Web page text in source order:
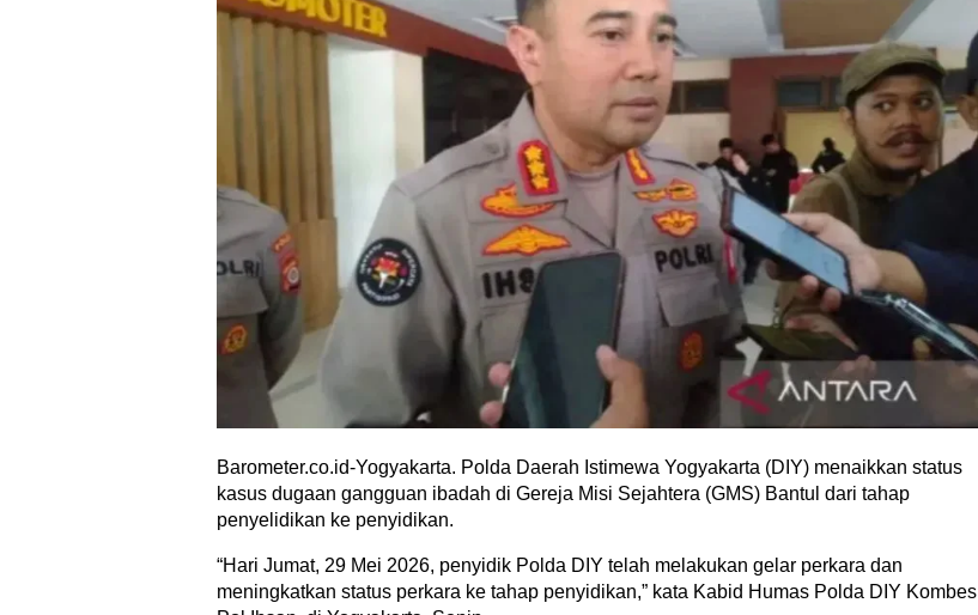
Barometer.co.id-Yogyakarta. Polda Daerah Istimewa Yogyakarta (DIY) menaikkan status
kasus dugaan gangguan ibadah di Gereja Misi Sejahtera (GMS) Bantul dari tahap
penyelidikan ke penyidikan.
“Hari Jumat, 29 Mei 2026, penyidik Polda DIY telah melakukan gelar perkara dan
meningkatkan status perkara ke tahap penyidikan,” kata Kabid Humas Polda DIY Kombes